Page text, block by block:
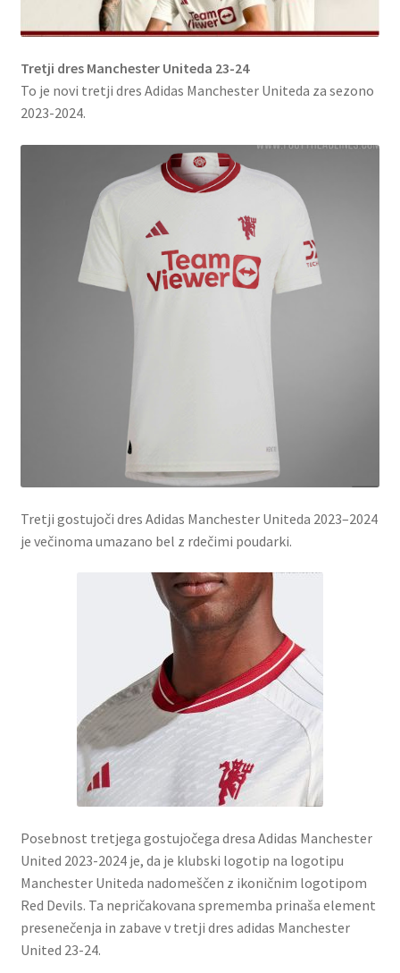
Tretji dres Manchester Uniteda 23-24
To je novi tretji dres Adidas Manchester Uniteda za sezono
2023-2024.
Tretji gostujoči dres Adidas Manchester Uniteda 2023–2024
je večinoma umazano bel z rdečimi poudarki.
Posebnost tretjega gostujočega dresa Adidas Manchester
United 2023-2024 je, da je klubski logotip na logotipu
Manchester Uniteda nadomeščen z ikoničnim logotipom
Red Devils. Ta nepričakovana sprememba prinaša element
presenečenja in zabave v tretji dres adidas Manchester
United 23-24.